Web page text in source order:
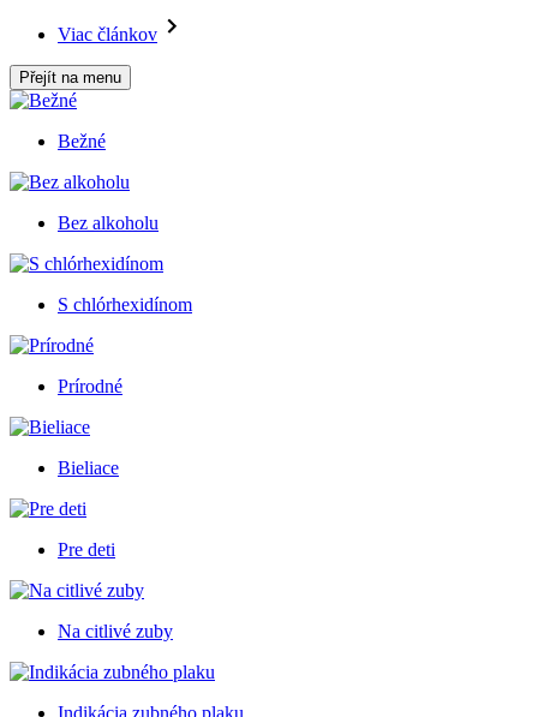
Viac článkov
Přejít na menu
Bežné
Bez alkoholu
S chlórhexidínom
Prírodné
Bieliace
Pre deti
Na citlivé zuby
Indikácia zubného plaku